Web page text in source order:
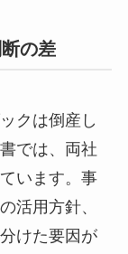
の差
クは倒産し
では、両社
います。事
活用方針、
けた要因が